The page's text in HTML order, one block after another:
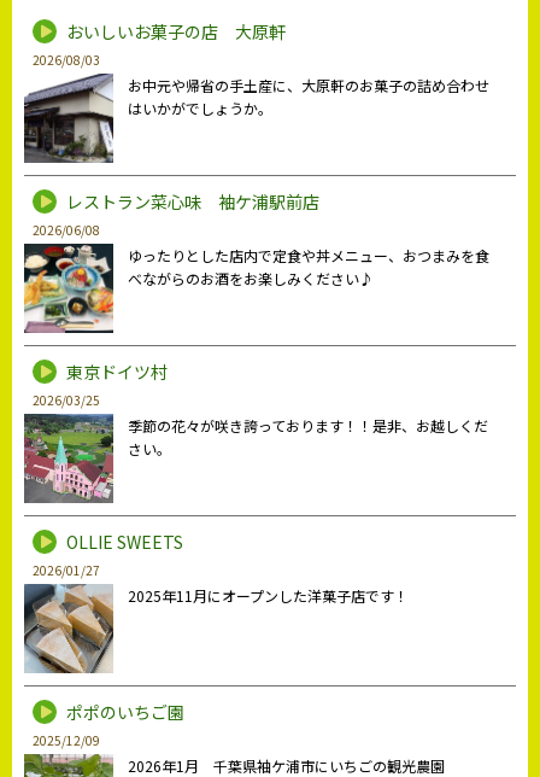
おいしいお菓子の店 大原軒
2026/08/03
お中元や帰省の手土産に、大原軒のお菓子の詰め合わせ
はいかがでしょうか。
レストラン菜心味 袖ケ浦駅前店
2026/06/08
ゆったりとした店内で定食や丼メニュー、おつまみを食
べながらのお酒をお楽しみください♪
東京ドイツ村
2026/03/25
季節の花々が咲き誇っております！！是非、お越しくだ
さい。
OLLIE SWEETS
2026/01/27
2025年11月にオープンした洋菓子店です！
ポポのいちご園
2025/12/09
2026年1月 千葉県袖ケ浦市にいちごの観光農園